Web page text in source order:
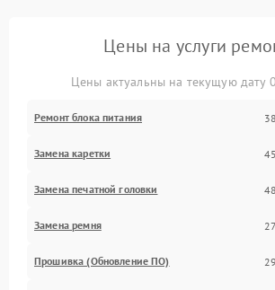
Цены на услуги
Цены актуальны на текущую дату
Ремонт блока питания
Замена каретки
Замена печатной головки
Замена ремня
Прошивка (Обновление ПО)